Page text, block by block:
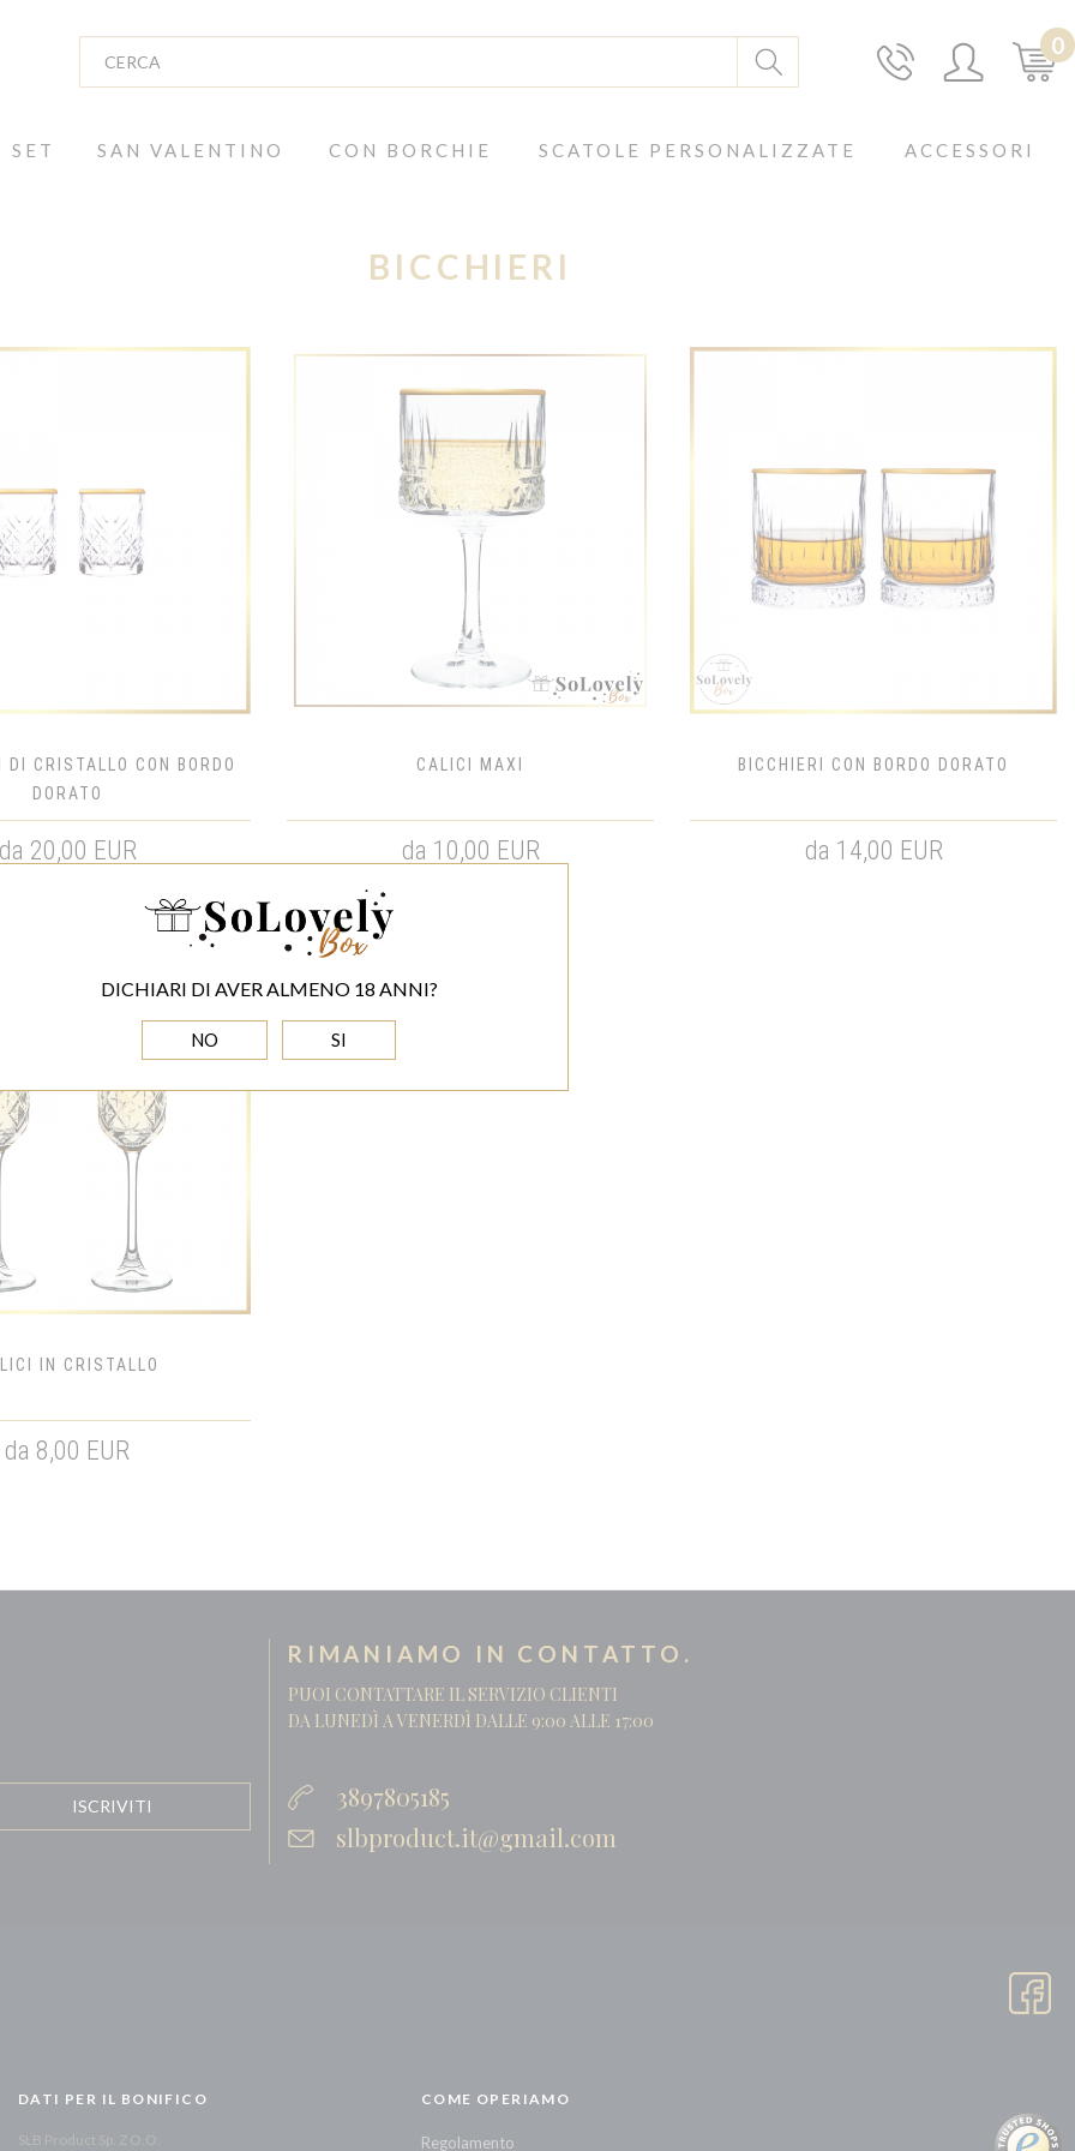
DICHIARI DI AVER ALMENO 18 ANNI?
NO SI
0
SET SAN VALENTINO CON BORCHIE SCATOLE PERSONALIZZATE ACCESSORI
BICCHIERI
DI CRISTALLO CON BORDO
DORATO
da 20,00 EUR
CALICI MAXI
da 10,00 EUR
BICCHIERI CON BORDO DORATO
da 14,00 EUR
IN CRISTALLO
da 8,00 EUR
RIMANIAMO IN CONTATTO.
PUOI CONTATTARE IL SERVIZIO CLIENTI
DA LUNEDÌ A VENERDÌ DALLE 9:00 ALLE 17:00
3897805185
slbproduct.it@gmail.com
DATI PER IL BONIFICO
SLB Product Sp. Z O.O.
COME OPERIAMO
Regolamento